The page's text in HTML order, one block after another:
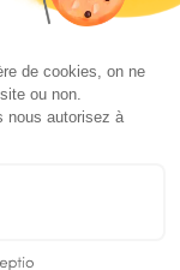
Le thym
comme
pulmonaires,